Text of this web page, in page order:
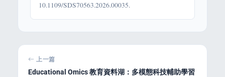
10.1109/SDS70563.2026.00035.
上一篇
Educational Omics 教育資料湖：多模態科技輔助學習